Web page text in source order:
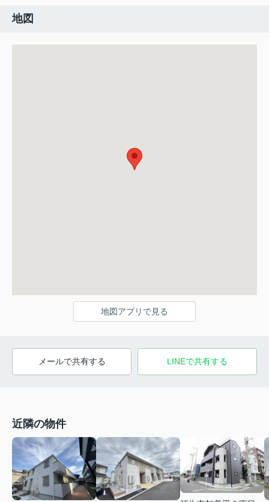
地図
地図アプリで見る
メールで共有する LINEで共有する
近隣の物件